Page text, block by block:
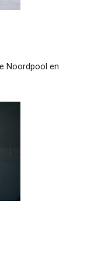
Noordpool en